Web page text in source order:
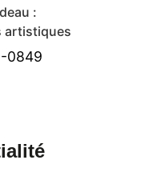
:
artistiques
0849